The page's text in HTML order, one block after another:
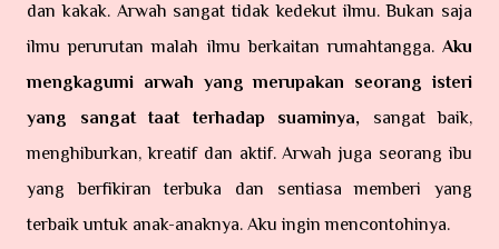
dan kakak. Arwah sangat tidak kedekut ilmu. Bukan saja
ilmu perurutan malah ilmu berkaitan rumahtangga. Aku
mengkagumi arwah yang merupakan seorang isteri
yang sangat taat terhadap suaminya, sangat baik,
menghiburkan, kreatif dan aktif. Arwah juga seorang ibu
yang berfikiran terbuka dan sentiasa memberi yang
terbaik untuk anak-anaknya. Aku ingin mencontohinya.